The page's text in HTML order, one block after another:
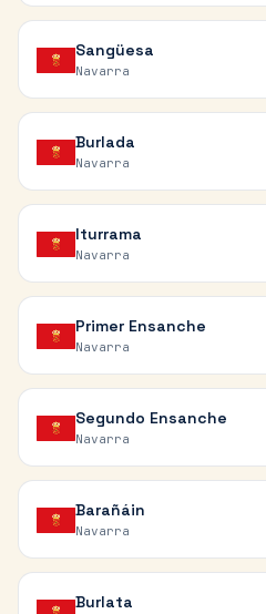
Sangüesa
Navarra
Burlada
Navarra
Iturrama
Navarra
Primer Ensanche
Navarra
Segundo Ensanche
Navarra
Barañáin
Navarra
Burlata